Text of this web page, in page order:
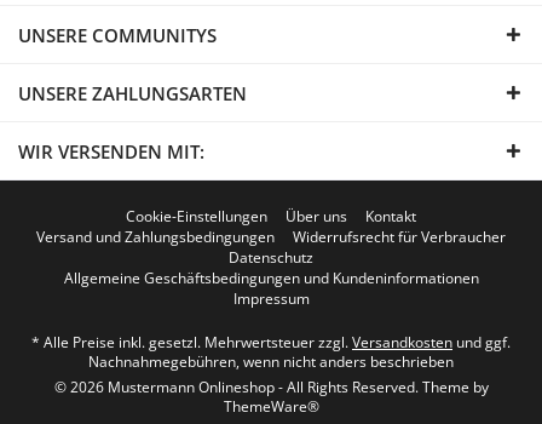
UNSERE COMMUNITYS
UNSERE ZAHLUNGSARTEN
WIR VERSENDEN MIT:
Cookie-Einstellungen Über uns
Kontakt
Versand und Zahlungsbedingungen
Widerrufsrecht für Verbraucher
Datenschutz
Allgemeine Geschäftsbedingungen und Kundeninformationen
Impressum
* Alle Preise inkl. gesetzl. Mehrwertsteuer zzgl.Versandkosten und ggf.
Nachnahmegebühren, wenn nicht anders beschrieben
© 2026 Mustermann Onlineshop - All Rights Reserved. Theme by
ThemeWare®